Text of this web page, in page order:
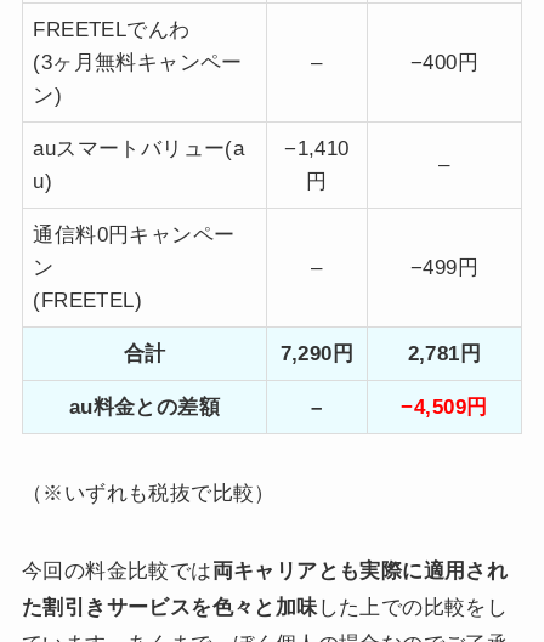
FREETELでんわ
(3ヶ月無料キャンペー
ン)
– −400円
auスマートバリュー(a
u)
−1,410
円
–
通信料0円キャンペー
ン
(FREETEL)
– −499円
合計 7,290円 2,781円
au料金との差額 – −4,509円
（※いずれも税抜で比較）
今回の料金比較では両キャリアとも実際に適用され
た割引きサービスを色々と加味 した上での比較をし